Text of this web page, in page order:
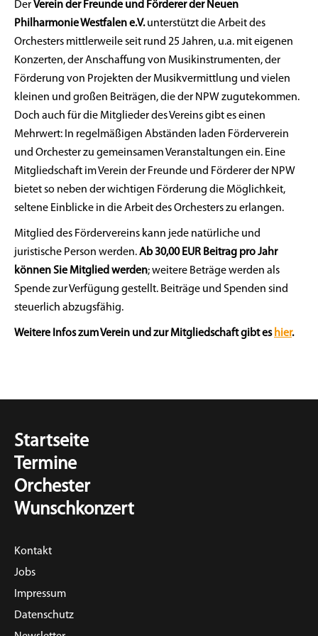
DerVerein der Freunde und Förderer der Neuen
Philharmonie Westfalen e.V. unterstützt die Arbeit des
Orchesters mittlerweile seit rund 25 Jahren, u.a. mit eigenen
Konzerten, der Anschaffung von Musikinstrumenten, der
Förderung von Projekten der Musikvermittlung und vielen
kleinen und großen Beiträgen, die der NPW zugutekommen.
Doch auch für die Mitglieder des Vereins gibt es einen
Mehrwert: In regelmäßigen Abständen laden Förderverein
und Orchester zu gemeinsamen Veranstaltungen ein. Eine
Mitgliedschaft im Verein der Freunde und Förderer der NPW
bietet so neben der wichtigen Förderung die Möglichkeit,
seltene Einblicke in die Arbeit des Orchesters zu erlangen.
Mitglied des Fördervereins kann jede natürliche und
juristische Person werden.Ab 30,00 EUR Beitrag pro Jahr
können Sie Mitglied werden; weitere Beträge werden als
Spende zur Verfügung gestellt. Beiträge und Spenden sind
steuerlich abzugsfähig.
Weitere Infos zum Verein und zur Mitgliedschaft gibt es hier.
Startseite
Termine
Orchester
Wunschkonzert
Kontakt
Jobs
Impressum
Datenschutz